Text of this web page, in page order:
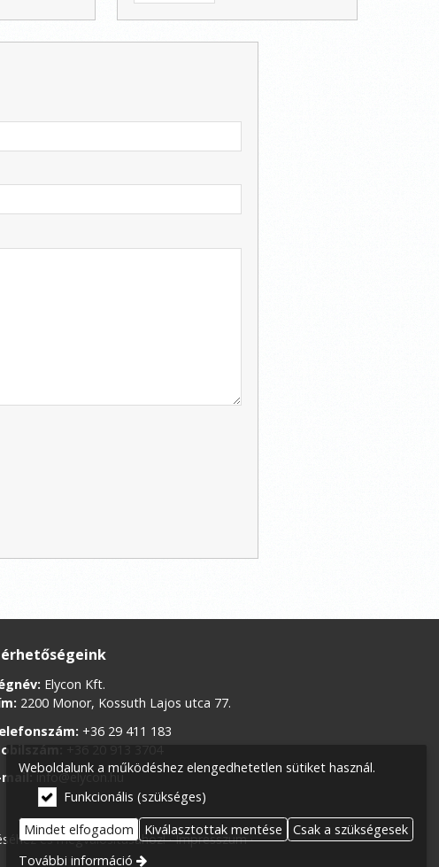
Elycon Kft.
2200 Monor, Kossuth Lajos utca 77.
+36 29 411 183
mail: info@elycon.hu
és megvalósításához! Impresszum
Weboldalunk a működéshez elengedhetetlen sütiket használ.
Funkcionális (szükséges)
Mindet elfogadom
Kiválasztottak mentése
Csak a szükségesek
További információ